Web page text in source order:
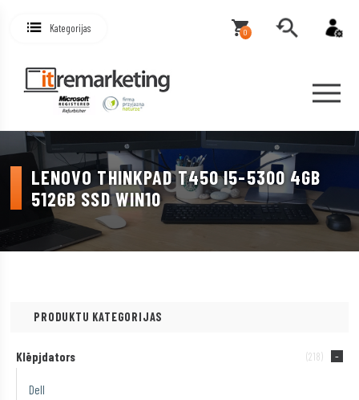
Kategorijas 0
LENOVO THINKPAD T450 I5-5300 4GB
512GB SSD WIN10
PRODUKTU KATEGORIJAS
Klēpjdators (218)
Dell